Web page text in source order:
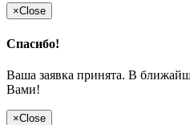
×Close
Спасибо!
Ваша заявка принята. В
Вами!
×Close